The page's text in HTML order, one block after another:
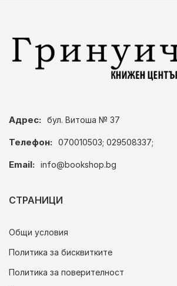
Адрес: бул. Витоша № 37
Телефон: 070010503; 029508337;
Email: info@bookshop.bg
СТРАНИЦИ
Общи условия
Политика за бисквитките
Политика за поверителност